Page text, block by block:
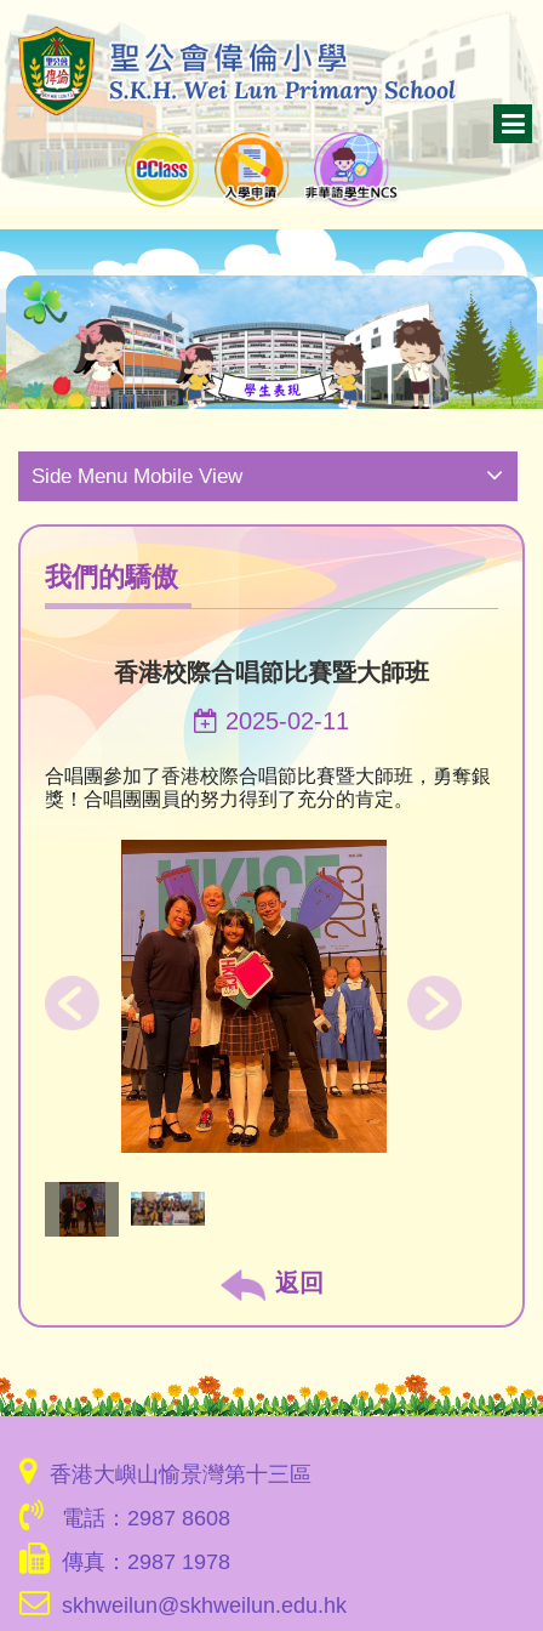
Side Menu Mobile View
我們的驕傲
香港校際合唱節比賽暨大師班
2025-02-11
合唱團參加了香港校際合唱節比賽暨大師班，勇奪銀
獎！合唱團團員的努力得到了充分的肯定。
返回
香港大嶼山愉景灣第十三區
電話：2987 8608
傳真：2987 1978
skhweilun@skhweilun.edu.hk